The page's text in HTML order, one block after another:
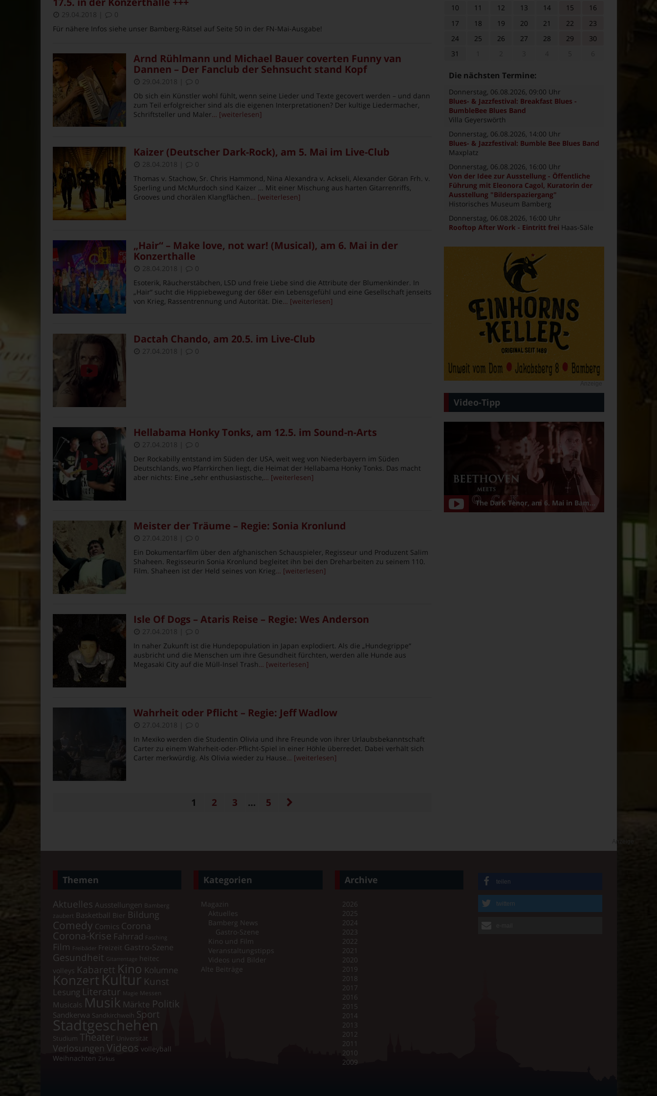
29.04.2018
0
Für nähere Infos siehe unser Bamberg-Rätsel auf Seite 50 in der FN-Mai-Ausgabe!
Arnd Rühlmann und Michael Bauer coverten Funny van
Dannen – Der Fanclub der Sehnsucht stand Kopf
29.04.2018
0
Ob sich ein Künstler wohl fühlt, wenn seine Lieder und Texte gecovert werden – und dann
zum Teil erfolgreicher sind als die eigenen Interpretationen? Der kultige Liedermacher,
Schriftsteller und Maler… [weiterlesen]
Kaizer (Deutscher Dark-Rock), am 5. Mai im Live-Club
28.04.2018
0
Thomas v. Stachow, Sr. Chris Hammond, Nina Alexandra v. Ackseli, Alexander Göran Frh. v.
Sperling und McMurdoch sind Kaizer … Mit einer Mischung aus harten Gitarrenriffs,
Grooves und chorälen Klangflächen… [weiterlesen]
„Hair“ – Make love, not war! (Musical), am 6. Mai in der
Konzerthalle
28.04.2018
0
Esoterik, Räucherstäbchen, LSD und freie Liebe sind die Attribute der Blumenkinder. In
„Hair“ sucht die Hippiebewegung der 68er ein Lebensgefühl und eine Gesellschaft jenseits
von Krieg, Rassentrennung und Autorität. Die… [weiterlesen]
Dactah Chando, am 20.5. im Live-Club
27.04.2018 0
Hellabama Honky Tonks, am 12.5. im Sound-n-Arts
27.04.2018
0
Der Rockabilly entstand im Süden der USA, weit weg von Niederbayern im Süden
Deutschlands, wo Pfarrkirchen liegt, die Heimat der Hellabama Honky Tonks. Das macht
aber nichts: Eine „sehr enthusiastische,… [weiterlesen]
Meister der Träume – Regie: Sonia Kronlund
27.04.2018
0
Ein Dokumentarfilm über den afghanischen Schauspieler, Regisseur und Produzent Salim
Shaheen. Regisseurin Sonia Kronlund begleitet ihn bei den Dreharbeiten zu seinem 110.
Film. Shaheen ist der Held seines von Krieg… [weiterlesen]
Isle Of Dogs – Ataris Reise – Regie: Wes Anderson
27.04.2018
0
In naher Zukunft ist die Hundepopulation in Japan explodiert. Als die „Hundegrippe“
ausbricht und die Menschen um ihre Gesundheit fürchten, werden alle Hunde aus
Megasaki City auf die Müll-Insel Trash… [weiterlesen]
Wahrheit oder Pflicht – Regie: Jeff Wadlow
27.04.2018
0
In Mexiko werden die Studentin Olivia und ihre Freunde von ihrer Urlaubsbekanntschaft
Carter zu einem Wahrheit-oder-Pflicht-Spiel in einer Höhle überredet. Dabei verhält sich
Carter merkwürdig. Als Olivia wieder zu Hause… [weiterlesen]
1 2 3 … 5
10
11 12 13 14 15
16
17
18 19 20 21 22
23
24
25 26 27 28 29
30
31
Die nächsten Termine:
Donnerstag, 06.08.2026, 09:00 Uhr
Blues- & Jazzfestival: Breakfast Blues -
BumbleBee Blues Band
Villa Geyerswörth
Donnerstag, 06.08.2026, 14:00 Uhr
Blues- & Jazzfestival: Bumble Bee Blues Band
Maxplatz
Donnerstag, 06.08.2026, 16:00 Uhr
Von der Idee zur Ausstellung - Öffentliche
Führung mit Eleonora Cagol, Kuratorin der
Ausstellung "Bilderspaziergang"
Historisches Museum Bamberg
Donnerstag, 06.08.2026, 16:00 Uhr
Rooftop After Work - Eintritt frei Haas-Säle
Video-Tipp
The Dark Tenor, am 6. Mai in Bamberg
Themen
Aktuelles Ausstellungen Bamberg
zaubert Basketball Bier Bildung
Comedy Comics Corona
Corona-Krise Fahrrad Fasching
Film Freibäder Freizeit Gastro-Szene
Gesundheit Gitarrentage heitec
volleys Kabarett Kino Kolumne
Konzert Kultur Kunst
Lesung Literatur Magie Messen
Musicals Musik Märkte Politik
Sandkerwa Sandkirchweih Sport
Stadtgeschehen
Studium Theater Universität
Verlosungen Videos volleyball
Weihnachten Zirkus
Kategorien
Magazin
Aktuelles
Bamberg News
Gastro-Szene
Kino und Film
Veranstaltungstipps
Videos und Bilder
Alte Beiträge
Archive
2026
2025
2024
2023
2022
2021
2020
2019
2018
2017
2016
2015
2014
2013
2012
2011
2010
2009
teilen
twittern